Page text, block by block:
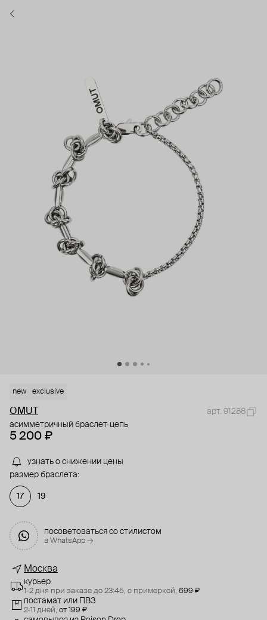
new exclusive
OMUT
арт. 91288
асимметричный браслет-цепь
5 200 ₽
узнать о снижении цены
размер браслета:
17 19
посоветоваться со стилистом
в WhatsApp →
Москва
курьер
1-2 дня при заказе до 23:45, с примеркой, 699 ₽
постамат или ПВЗ
2-11 дней, от 199 ₽